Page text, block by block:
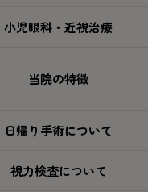
小児眼科・近視治療
当院の特徴
日帰り手術について
視力検査について